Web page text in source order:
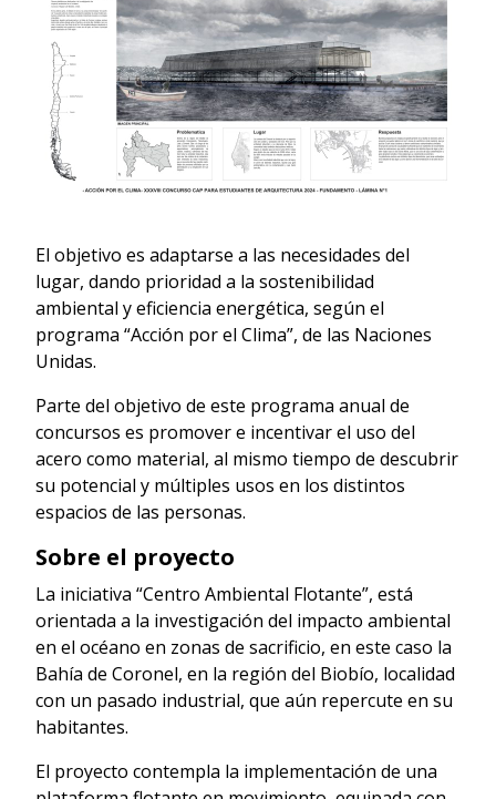
El objetivo es adaptarse a las necesidades del
lugar, dando prioridad a la sostenibilidad
ambiental y eficiencia energética, según el
programa “Acción por el Clima”, de las Naciones
Unidas.
Parte del objetivo de este programa anual de
concursos es promover e incentivar el uso del
acero como material, al mismo tiempo de descubrir
su potencial y múltiples usos en los distintos
espacios de las personas.
Sobre el proyecto
La iniciativa “Centro Ambiental Flotante”, está
orientada a la investigación del impacto ambiental
en el océano en zonas de sacrificio, en este caso la
Bahía de Coronel, en la región del Biobío, localidad
con un pasado industrial, que aún repercute en su
habitantes.
El proyecto contempla la implementación de una